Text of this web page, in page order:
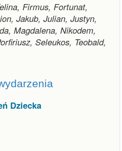
Firmus, Fortunat,
Jakub, Julian, Justyn,
Magdalena, Nikodem,
Seleukos, Teobald,
Dziecka